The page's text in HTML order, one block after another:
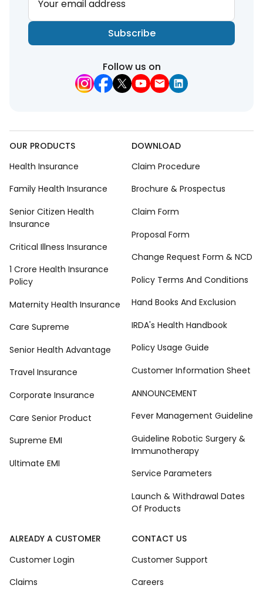
Your email address
Subscribe
Follow us on
OUR PRODUCTS
Health Insurance
Family Health Insurance
Senior Citizen Health
Insurance
Critical Illness Insurance
1 Crore Health Insurance
Policy
Maternity Health Insurance
Care Supreme
Senior Health Advantage
Travel Insurance
Corporate Insurance
Care Senior Product
Supreme EMI
Ultimate EMI
DOWNLOAD
Claim Procedure
Brochure & Prospectus
Claim Form
Proposal Form
Change Request Form & NCD
Policy Terms And Conditions
Hand Books And Exclusion
IRDA's Health Handbook
Policy Usage Guide
Customer Information Sheet
ANNOUNCEMENT
Fever Management Guideline
Guideline Robotic Surgery &
Immunotherapy
Service Parameters
Launch & Withdrawal Dates
Of Products
ALREADY A CUSTOMER
Customer Login
Claims
CONTACT US
Customer Support
Careers